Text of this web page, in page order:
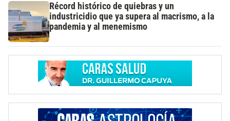
Récord histórico de quiebras y un
industricidio que ya supera al macrismo, a la
pandemia y al menemismo